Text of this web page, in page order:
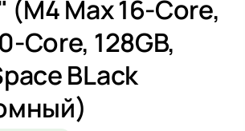
(M4 Max 16-Core,
Core, 128GB,
BLack